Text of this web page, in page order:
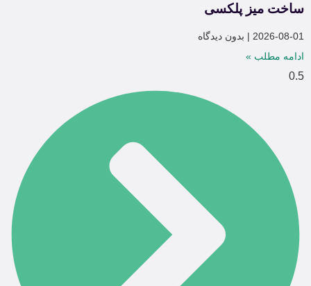
ساخت میز پلکسی
2026-08-01
بدون دیدگاه
ادامه مطلب »